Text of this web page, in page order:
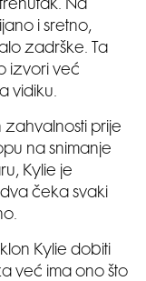
Na
i sretno,
zadrške. Ta
izvori već
vidiku.
prije
na snimanje
Kylie je
čeka svaki
Kylie dobiti
već ima ono što